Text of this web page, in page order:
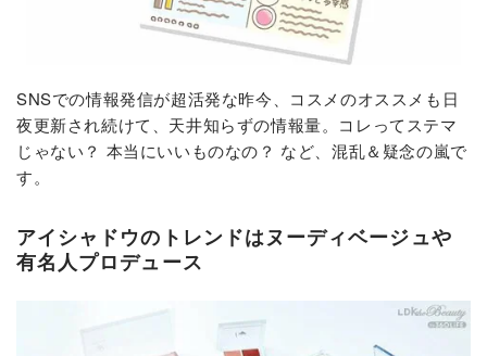
SNSでの情報発信が超活発な昨今、コスメのオススメも日
夜更新され続けて、天井知らずの情報量。コレってステマ
じゃない？ 本当にいいものなの？ など、混乱＆疑念の嵐で
す。
アイシャドウのトレンドはヌーディベージュや
有名人プロデュース